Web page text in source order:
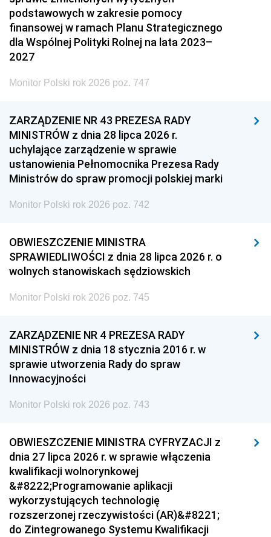
podstawowych w zakresie pomocy
finansowej w ramach Planu Strategicznego
dla Wspólnej Polityki Rolnej na lata 2023–
2027
Monitor Polski rok 2026 poz. 747
ZARZĄDZENIE NR 43 PREZESA RADY
MINISTRÓW z dnia 28 lipca 2026 r.
uchylające zarządzenie w sprawie
ustanowienia Pełnomocnika Prezesa Rady
Ministrów do spraw promocji polskiej marki
Monitor Polski rok 2026 poz. 742
OBWIESZCZENIE MINISTRA
SPRAWIEDLIWOŚCI z dnia 28 lipca 2026 r. o
wolnych stanowiskach sędziowskich
Monitor Polski rok 2026 poz. 745
ZARZĄDZENIE NR 4 PREZESA RADY
MINISTRÓW z dnia 18 stycznia 2016 r. w
sprawie utworzenia Rady do spraw
Innowacyjności
Monitor Polski rok 2026 poz. 743
OBWIESZCZENIE MINISTRA CYFRYZACJI z
dnia 27 lipca 2026 r. w sprawie włączenia
kwalifikacji wolnorynkowej
&#8222;Programowanie aplikacji
wykorzystujących technologię
rozszerzonej rzeczywistości (AR)&#8221;
do Zintegrowanego Systemu Kwalifikacji